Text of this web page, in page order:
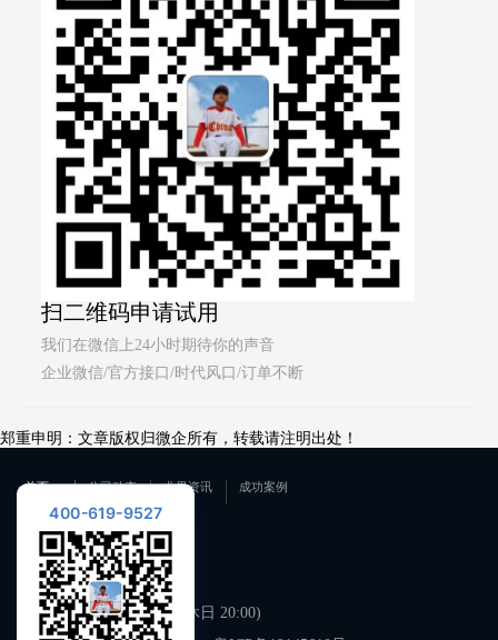
扫二维码申请试用
我们在微信上24小时期待你的声音
企业微信/官方接口/时代风口/订单不断
郑重申明：文章版权归微企所有，转载请注明出处！
首页 公司动态 业界资讯 成功案例
联系我们
400-619-9527
工作日 09:00-21:00 (双休日 20:00)
400-619-9527